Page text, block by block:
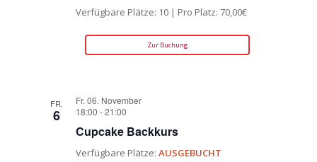
Verfügbare Plätze: 10 | Pro Platz: 70,00€
Zur Buchung
FR.
6
Fr. 06. November
18:00 -21:00
Cupcake Backkurs
Verfügbare Plätze:AUSGEBUCHT